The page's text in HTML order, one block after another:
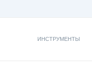
ИНСТРУМЕНТЫ